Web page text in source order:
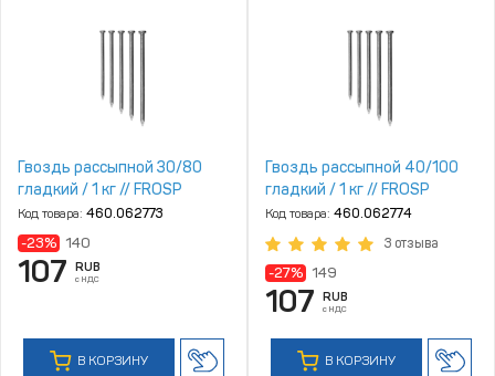
Гвоздь рассыпной 30/80
гладкий / 1 кг // FROSP
Код товара: 460.062773
-23% 140
107 RUB
с НДС
В КОРЗИНУ
Гвоздь рассыпной 40/100
гладкий / 1 кг // FROSP
Код товара: 460.062774
3 отзыва
-27% 149
107 RUB
с НДС
В КОРЗИНУ